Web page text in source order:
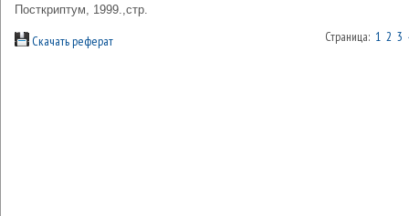
Посткриптум, 1999.,стр.
Скачать реферат Страница: 1 2 3